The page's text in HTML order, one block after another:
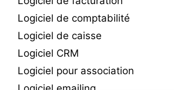
Logiciel de comptabilité
Logiciel de caisse
Logiciel CRM
Logiciel pour association